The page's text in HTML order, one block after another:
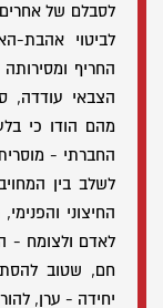
לסבלם של
לביטוי אהבת-
החריף
הצבאי עודדה,
מהם הודו כי
החברתי -
לשלב בין
החיצוני
לאדם ולצומח -
חם, שטוב
יחידה - ערן,